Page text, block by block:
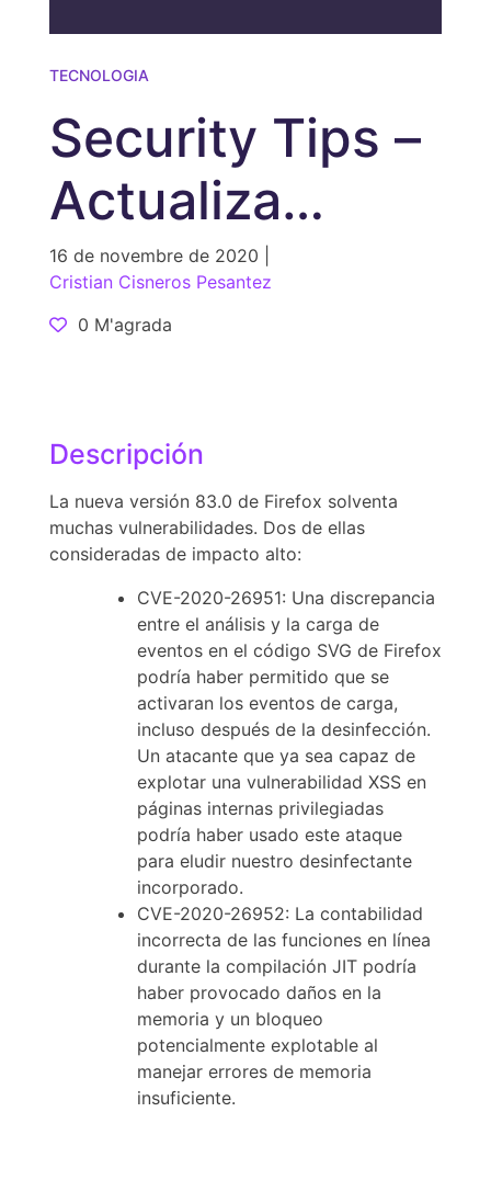
TECNOLOGIA
Security Tips –
Actualiza
Firefox a la
versión 83.0
16 de novembre de 2020 |
Cristian Cisneros Pesantez
0 M'agrada
Descripción
La nueva versión 83.0 de Firefox solventa
muchas vulnerabilidades. Dos de ellas
consideradas de impacto alto:
CVE-2020-26951: Una discrepancia
entre el análisis y la carga de
eventos en el código SVG de Firefox
podría haber permitido que se
activaran los eventos de carga,
incluso después de la desinfección.
Un atacante que ya sea capaz de
explotar una vulnerabilidad XSS en
páginas internas privilegiadas
podría haber usado este ataque
para eludir nuestro desinfectante
incorporado.
CVE-2020-26952: La contabilidad
incorrecta de las funciones en línea
durante la compilación JIT podría
haber provocado daños en la
memoria y un bloqueo
potencialmente explotable al
manejar errores de memoria
insuficiente.